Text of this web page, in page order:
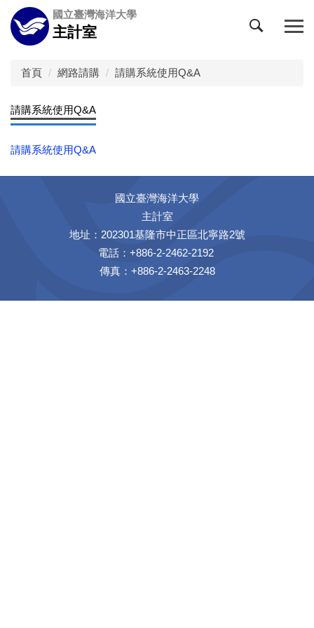
跳
到
主
區
國立臺灣海洋大學
主計室
首頁 網路請購 請購系統使用Q&A
請購系統使用Q&A
請購系統使用Q&A
國立臺灣海洋大學
主計室
地址：202301基隆市中正區北寧路2號
電話：+886-2-2462-2192
傳真：+886-2-2463-2248